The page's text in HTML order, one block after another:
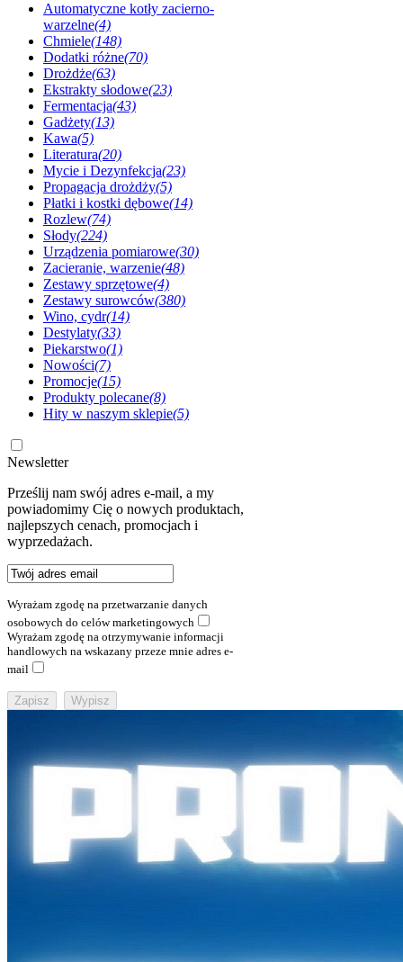
Automatyczne kotły zacierno-
warzelne(4)
Chmiele(148)
Dodatki różne(70)
Drożdże(63)
Ekstrakty słodowe(23)
Fermentacja(43)
Gadżety(13)
Kawa(5)
Literatura(20)
Mycie i Dezynfekcja(23)
Propagacja drożdży(5)
Płatki i kostki dębowe(14)
Rozlew(74)
Słody(224)
Urządzenia pomiarowe(30)
Zacieranie, warzenie(48)
Zestawy sprzętowe(4)
Zestawy surowców(380)
Wino, cydr(14)
Destylaty(33)
Piekarstwo(1)
Nowości(7)
Promocje(15)
Produkty polecane(8)
Hity w naszym sklepie(5)
Newsletter
Prześlij nam swój adres e-mail, a my
powiadomimy Cię o nowych produktach,
najlepszych cenach, promocjach i
wyprzedażach.
Wyrażam zgodę na przetwarzanie danych
osobowych do celów marketingowych
Wyrażam zgodę na otrzymywanie informacji
handlowych na wskazany przeze mnie adres e-
mail